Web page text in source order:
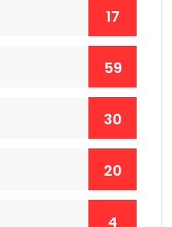
17
59
30
20
4